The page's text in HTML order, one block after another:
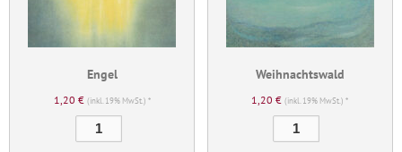
Engel
1,20 € (inkl. 19% MwSt.) *
Menge
Weihnachtswald
1,20€ (inkl. 19% MwSt.) *
Menge